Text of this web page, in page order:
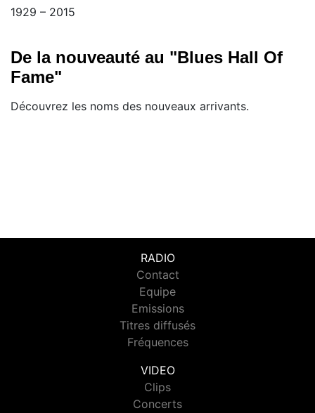
1929 – 2015
De la nouveauté au "Blues Hall Of
Fame"
Découvrez les noms des nouveaux arrivants.
RADIO
Contact
Equipe
Emissions
Titres diffusés
Fréquences
VIDEO
Clips
Concerts